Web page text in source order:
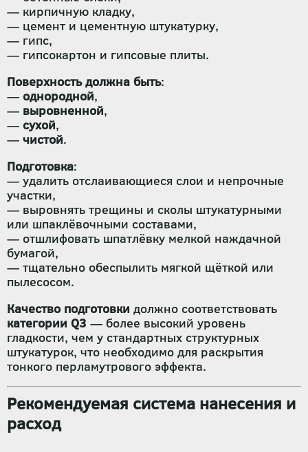
— кирпичную кладку,
— цемент и цементную штукатурку,
— гипс,
— гипсокартон и гипсовые плиты.
Поверхность должна быть:
— однородной,
— выровненной,
— сухой,
— чистой.
Подготовка:
— удалить отслаивающиеся слои и непрочные
участки,
— выровнять трещины и сколы штукатурными
или шпаклёвочными составами,
— отшлифовать шпатлёвку мелкой наждачной
бумагой,
— тщательно обеспылить мягкой щёткой или
пылесосом.
Качество подготовки должно соответствовать
категории Q3 — более высокий уровень
гладкости, чем у стандартных структурных
штукатурок, что необходимо для раскрытия
тонкого перламутрового эффекта.
Рекомендуемая система нанесения и
расход